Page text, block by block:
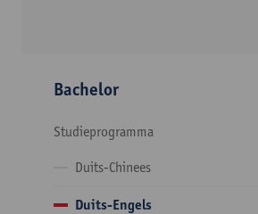
Bachelor
Studieprogramma
Duits-Chinees
Duits-Engels